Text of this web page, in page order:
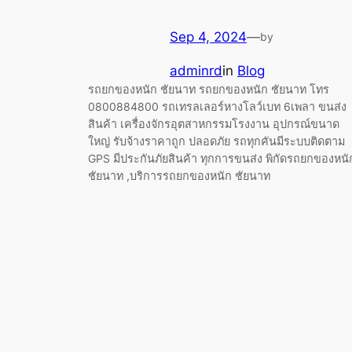
Sep 4, 2024—by
adminrdin Blog
รถยกของหนัก ชัยนาท รถยกของหนัก ชัยนาท โทร
0800884800 รถเทรลเลอร์หางโลว์เบท 6เพลา ขนส่ง
สินค้า เครื่องจักรอุตสาหกรรมโรงงาน อุปกรณ์ขนาด
ใหญ่ รับจ้างราคาถูก ปลอดภัย รถทุกคันมีระบบติดตาม
GPS มีประกันภัยสินค้า ทุกการขนส่ง พิกัดรถยกของหนั
ชัยนาท ,บริการรถยกของหนัก ชัยนาท